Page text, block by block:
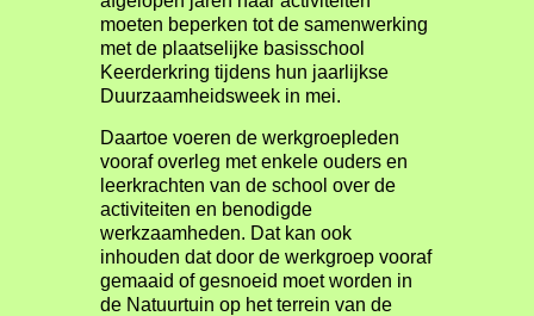
moeten beperken tot de samenwerking
met de plaatselijke basisschool
Keerderkring tijdens hun jaarlijkse
Duurzaamheidsweek in mei.
Daartoe voeren de werkgroepleden
vooraf overleg met enkele ouders en
leerkrachten van de school over de
activiteiten en benodigde
werkzaamheden. Dat kan ook
inhouden dat door de werkgroep vooraf
gemaaid of gesnoeid moet worden in
de Natuurtuin op het terrein van de